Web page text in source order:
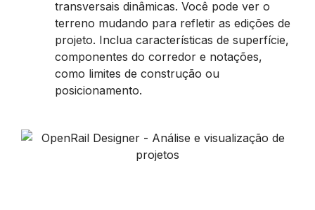
transversais dinâmicas. Você pode ver o
terreno mudando para refletir as edições de
projeto. Inclua características de superfície,
componentes do corredor e notações,
como limites de construção ou
posicionamento.